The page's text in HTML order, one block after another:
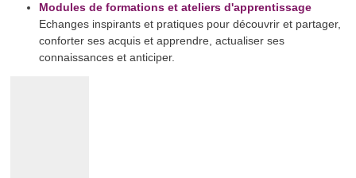
Modules de formations et ateliers d'apprentissage
Echanges inspirants et pratiques pour découvrir et partager,
conforter ses acquis et apprendre, actualiser ses
connaissances et anticiper.